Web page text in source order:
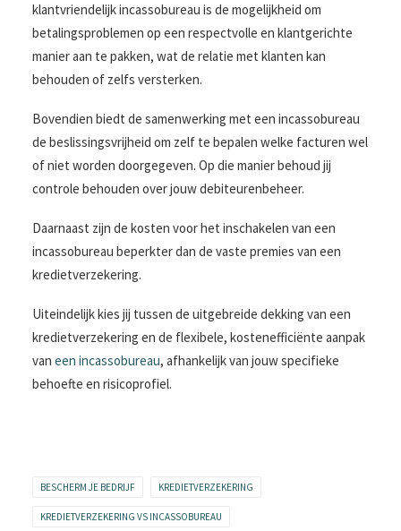
klantvriendelijk incassobureau is de mogelijkheid om
betalingsproblemen op een respectvolle en klantgerichte
manier aan te pakken, wat de relatie met klanten kan
behouden of zelfs versterken.
Bovendien biedt de samenwerking met een incassobureau
de beslissingsvrijheid om zelf te bepalen welke facturen wel
of niet worden doorgegeven. Op die manier behoud jij
controle behouden over jouw debiteurenbeheer.
Daarnaast zijn de kosten voor het inschakelen van een
incassobureau beperkter dan de vaste premies van een
kredietverzekering.
Uiteindelijk kies jij tussen de uitgebreide dekking van een
kredietverzekering en de flexibele, kostenefficiënte aanpak
van een incassobureau, afhankelijk van jouw specifieke
behoefte en risicoprofiel.
BESCHERM JE BEDRIJF KREDIETVERZEKERING
KREDIETVERZEKERING VS INCASSOBUREAU